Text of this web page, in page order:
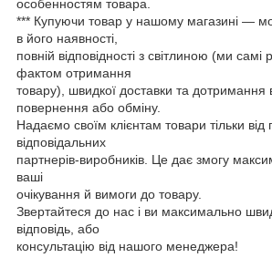
особенностям товара.
*** Купуючи товар у нашому магазині —
в його наявності,
повній відповідності з світлиною (ми
фактом отримання
товару), швидкої доставки та дотримання
повернення або обміну.
Надаємо своїм клієнтам товари тільки від
відповідальних
партнерів-виробників. Це дає змогу
ваші
очікування й вимоги до товару.
Звертайтеся до нас і ви максимально
відповідь, або
консультацію від нашого менеджера!